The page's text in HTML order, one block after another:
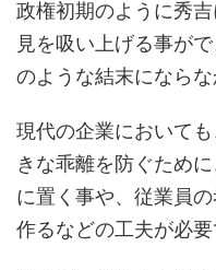
政権初期のように秀
見を吸い上げる事が
のような結末にならな
現代の企業において
きな乖離を防ぐため
に置く事や、従業員
作るなどの工夫が必要